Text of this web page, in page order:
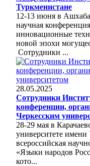
Туркменистане
12-13 июня в
научная
инновационные
новой эпохи
Сотрудники ...
28.05.2025
Сотрудники
конференции,
Черкесским
28-29 мая в
университете
всероссийская
«Языки народов
кото...